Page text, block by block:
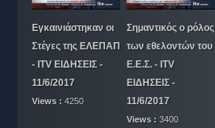
Εγκαινιάστηκαν οι
Στέγες της ΕΛΕΠΑΠ
- ITV ΕΙΔΗΣΕΙΣ -
11/6/2017
Views : 4250
Σημαντικός ο ρόλος
των εθελοντών του
Ε.Ε.Σ. - ITV
ΕΙΔΗΣΕΙΣ -
11/6/2017
Views :3400